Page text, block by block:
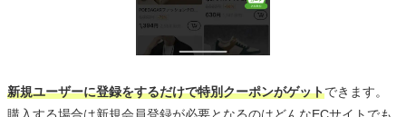
新規ユーザーに登録をするだけで特別クーポンがゲットできます。
購入する場合は新規会員登録が必要となるのはどんなECサイトでも